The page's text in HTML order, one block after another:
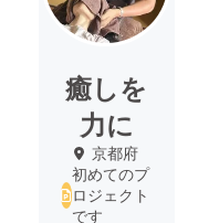
癒しを
力に
京都府
初めてのプ
ロジェクト
です